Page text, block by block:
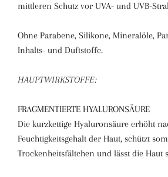
mittleren Schutz vor UVA- und UVB-
Ohne Parabene, Silikone, Mineralöle,
Inhalts- und Duftstoffe.
HAUPTWIRKSTOFFE:
FRAGMENTIERTE HYALURONSÄURE
Die kurzkettige Hyaluronsäure erhöht
Feuchtigkeitsgehalt der Haut, schützt
Trockenheitsfältchen und lässt die Haut